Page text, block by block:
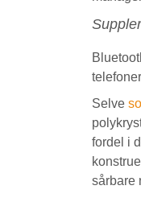
Selve
fordel i
sårbare